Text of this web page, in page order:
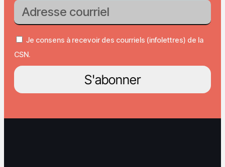
Je consens à recevoir des courriels (infolettres) de la
CSN.
S'abonner